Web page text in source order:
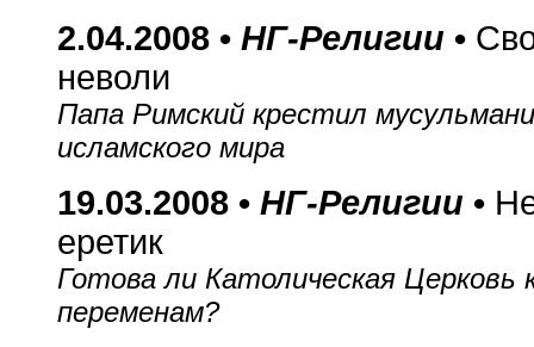
2.04.2008 • НГ-Религии •
неволи
Папа Римский крестил
исламского мира
19.03.2008 • НГ-Религии •
еретик
Готова ли Католическая Церковь
переменам?